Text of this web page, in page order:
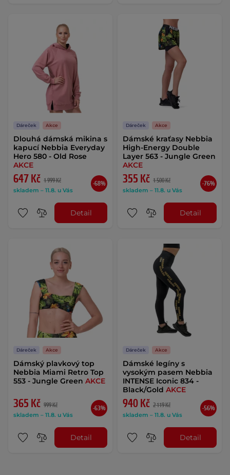
Dáreček Akce
Dlouhá dámská mikina s
kapucí Nebbia Everyday
Hero 580 - Old Rose
AKCE
647 Kč 1 999 Kč
skladem – 11.8. u Vás
-68%
Detail
Dáreček Akce
Dámské kraťasy Nebbia
High-Energy Double
Layer 563 - Jungle Green
AKCE
355 Kč 1 500 Kč
skladem – 11.8. u Vás
-76%
Detail
Dáreček Akce
Dámský plavkový top
Nebbia Miami Retro Top
553 - Jungle Green AKCE
365 Kč 999 Kč
skladem – 11.8. u Vás
-63%
Detail
Dáreček Akce
Dámské legíny s
vysokým pasem Nebbia
INTENSE Iconic 834 -
Black/Gold AKCE
940 Kč 2 119 Kč
skladem – 11.8. u Vás
-56%
Detail